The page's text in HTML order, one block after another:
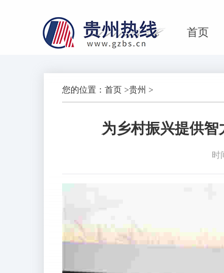
首页
您的位置： 首页 >贵州 >
为乡村振兴提供
时